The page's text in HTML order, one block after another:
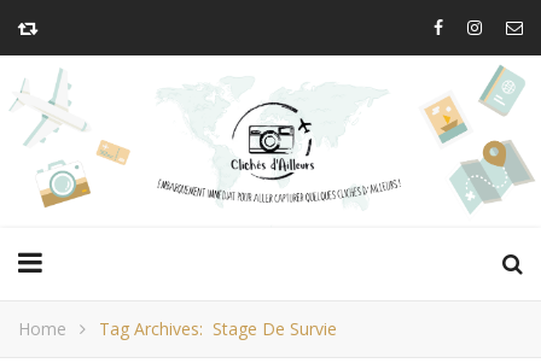
Home Tag Archives: Stage De Survie